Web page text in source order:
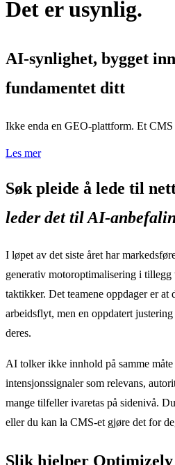
Det er usynlig.
AI-synlighet, bygget
fundamentet ditt
Ikke enda en GEO-plattform. Et CMS
Les mer
Søk pleide å lede til
leder det til AI-
I løpet av det siste året har
generativ motoroptimalisering i
taktikker. Det teamene oppdager er at
arbeidsflyt, men en oppdatert
deres.
AI tolker ikke innhold på samme måte
intensjonssignaler som relevans,
mange tilfeller ivaretas på sidenivå.
eller du kan la CMS-et gjøre det for
Slik hjelper Optimizely